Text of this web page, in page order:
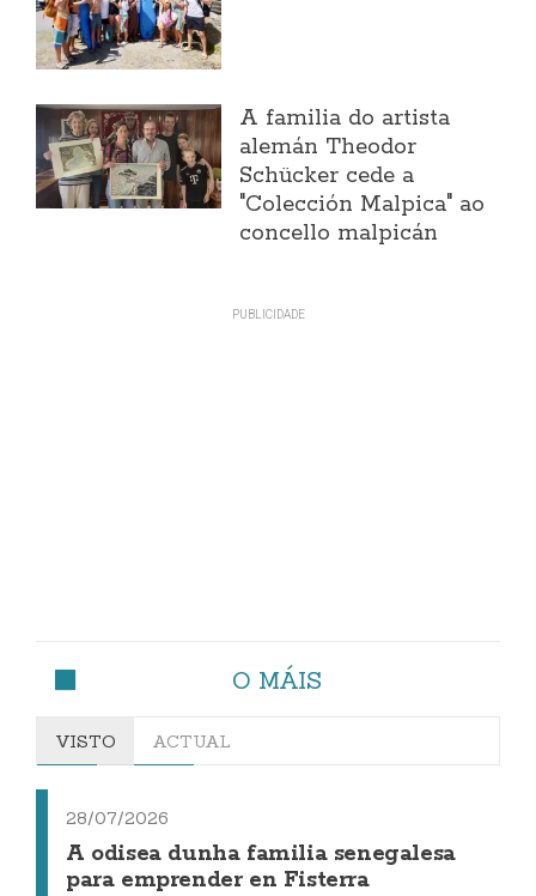
A familia do artista
alemán Theodor
Schücker cede a
"Colección Malpica" ao
concello malpicán
O MÁIS
VISTO ACTUAL
28/07/2026
A odisea dunha familia senegalesa
para emprender en Fisterra